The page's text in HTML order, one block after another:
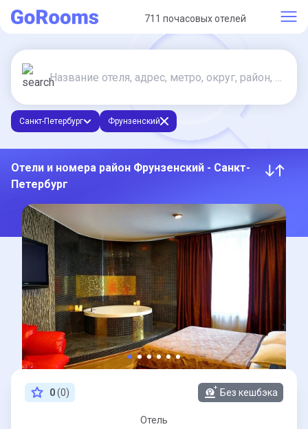
711 почасовых отелей
Санкт-Петербург Фрунзенский
Отели и номера район Фрунзенский - Санкт-
Петербург
0(0) Без кешбэка
Отель